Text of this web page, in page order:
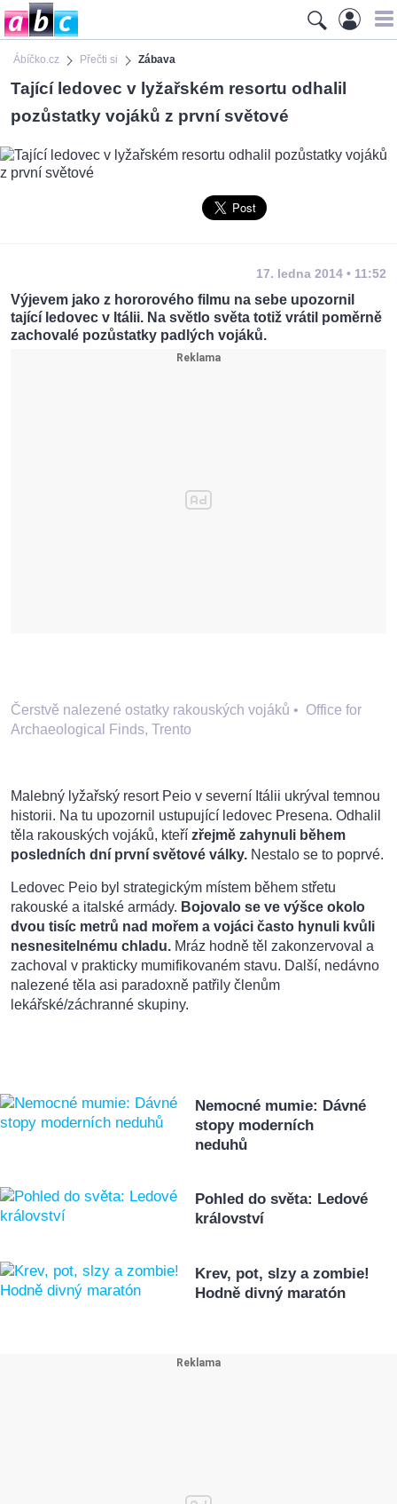
Ábíčko.cz Přečti si Zábava
Tající ledovec v lyžařském resortu odhalil
pozůstatky vojáků z první světové
17. ledna 2014 • 11:52
Výjevem jako z hororového filmu na sebe upozornil
tající ledovec v Itálii. Na světlo světa totiž vrátil poměrně
zachovalé pozůstatky padlých vojáků.
Čerstvě nalezené ostatky rakouských vojáků • Office for
Archaeological Finds, Trento
Malebný lyžařský resort Peio v severní Itálii ukrýval temnou
historii. Na tu upozornil ustupující ledovec Presena. Odhalil
těla rakouských vojáků, kteří zřejmě zahynuli během
posledních dní první světové války. Nestalo se to poprvé.
Ledovec Peio byl strategickým místem během střetu
rakouské a italské armády. Bojovalo se ve výšce okolo
dvou tisíc metrů nad mořem a vojáci často hynuli kvůli
nesnesitelnému chladu. Mráz hodně těl zakonzervoval a
zachoval v prakticky mumifikovaném stavu. Další, nedávno
nalezené těla asi paradoxně patřily členům
lekářské/záchranné skupiny.
Nemocné mumie: Dávné
stopy moderních
neduhů
Pohled do světa: Ledové
království
Krev, pot, slzy a zombie!
Hodně divný maratón